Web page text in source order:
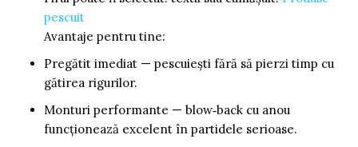
pescuit
Avantaje pentru tine:
Pregătit imediat — pescuieşti fără să pierzi timp cu
gătirea rigurilor.
Monturi performante — blow‑back cu anou
funcţionează excelent în partidele serioase.